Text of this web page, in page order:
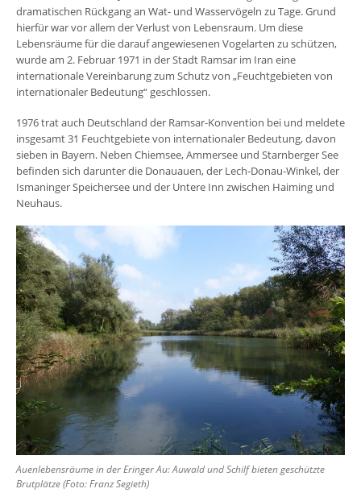
dramatischen Rückgang an Wat- und Wasservögeln zu Tage. Grund
hierfür war vor allem der Verlust von Lebensraum. Um diese
Lebensräume für die darauf angewiesenen Vogelarten zu schützen,
wurde am 2. Februar 1971 in der Stadt Ramsar im Iran eine
internationale Vereinbarung zum Schutz von „Feuchtgebieten von
internationaler Bedeutung“ geschlossen.
1976 trat auch Deutschland der Ramsar-Konvention bei und meldete
insgesamt 31 Feuchtgebiete von internationaler Bedeutung, davon
sieben in Bayern. Neben Chiemsee, Ammersee und Starnberger See
befinden sich darunter die Donauauen, der Lech-Donau-Winkel, der
Ismaninger Speichersee und der Untere Inn zwischen Haiming und
Neuhaus.
Auenlebensräume in der Eringer Au: Auwald und Schilf bieten geschützte
Brutplätze (Foto: Franz Segieth)